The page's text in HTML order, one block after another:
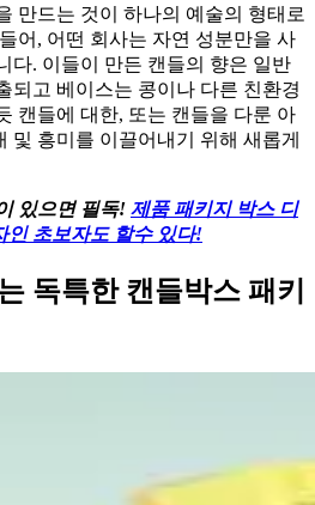
만드는 것이 하나의 예술의 형태로
어, 어떤 회사는 자연 성분만을 사
다. 이들이 만든 캔들의 향은 일반
되고 베이스는 콩이나 다른 친환경
캔들에 대한, 또는 캔들을 다룬 아
및 흥미를 이끌어내기 위해 새롭게
있으면 필독! 제품 패키지 박스 디
인 초보자도 할수 있다!
독특한 캔들박스 패키